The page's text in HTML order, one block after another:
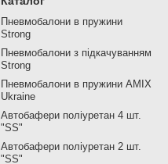
Пневмобалони в пружини
Strong
Пневмобалони з підкачуванням
Strong
Пневмобалони в пружини AMIX
Ukraine
Автобафери поліуретан 4 шт.
"SS"
Автобафери поліуретан 2 шт.
"SS"